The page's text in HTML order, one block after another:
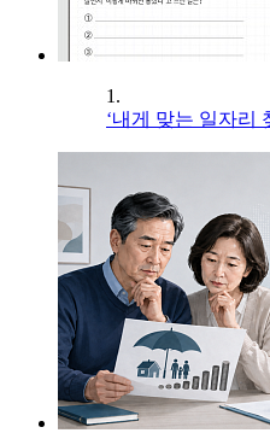
1.
‘내게 맞는 일자리